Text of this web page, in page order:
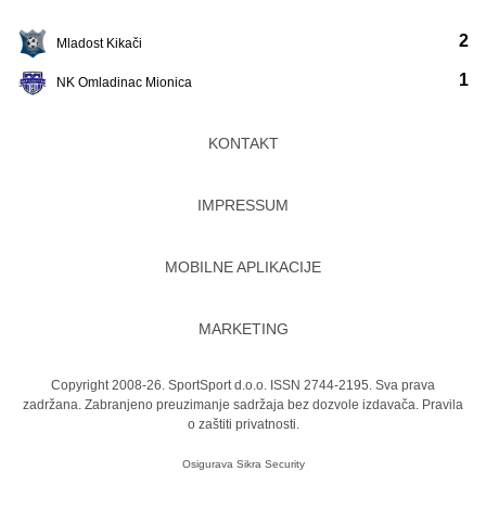
Mladost Kikači
NK Omladinac Mionica
2
1
KONTAKT
IMPRESSUM
MOBILNE APLIKACIJE
MARKETING
Copyright 2008-26. SportSport d.o.o. ISSN 2744-2195. Sva prava
zadržana. Zabranjeno preuzimanje sadržaja bez dozvole izdavača. Pravila
o zaštiti privatnosti.
Osigurava Sikra Security